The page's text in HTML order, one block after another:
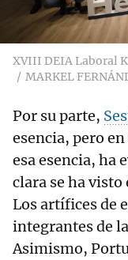
XVIII DEIA Laboral
MARKEL
Por su parte,
esencia, pero
esa esencia, ha
clara se ha visto
Los artífices de
integrantes de
Asimismo,